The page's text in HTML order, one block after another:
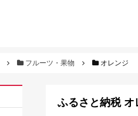
フルーツ・果物 オレンジ
ふるさと納税